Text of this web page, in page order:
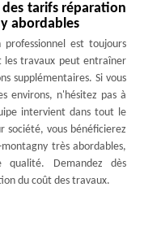
tarifs réparation
abordables
est toujours
les travaux peut entraîner
supplémentaires. Si vous
environs, n'hésitez pas à
intervient dans tout le
société, vous bénéficierez
très abordables,
Demandez dès
du coût des travaux.